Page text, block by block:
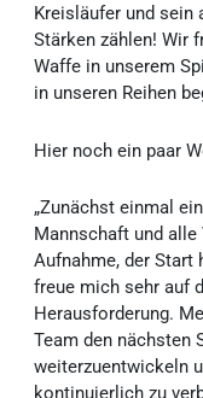
Kreisläufer und sein
Stärken zählen! Wir
Waffe in unserem
in unseren Reihen
Hier noch ein paar
„Zunächst einmal
Mannschaft und
Aufnahme, der Start
freue mich sehr auf
Herausforderung.
Team den nächsten
weiterzuentwickeln
kontinuierlich zu